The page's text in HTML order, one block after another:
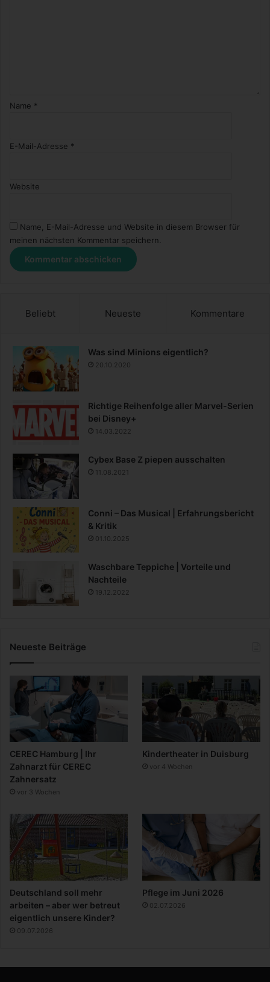
Name *
E-Mail-Adresse *
Website
Name, E-Mail-Adresse und Website in diesem Browser für
meinen nächsten Kommentar speichern.
Beliebt Neueste Kommentare
Was sind Minions eigentlich?
20.10.2020
Richtige Reihenfolge aller Marvel-Serien
bei Disney+
14.03.2022
Cybex Base Z piepen ausschalten
11.08.2021
Conni – Das Musical | Erfahrungsbericht
& Kritik
01.10.2025
Waschbare Teppiche | Vorteile und
Nachteile
19.12.2022
Neueste Beiträge
CEREC Hamburg | Ihr
Zahnarzt für CEREC
Zahnersatz
vor 3 Wochen
Kindertheater in Duisburg
vor 4 Wochen
Deutschland soll mehr
arbeiten – aber wer betreut
eigentlich unsere Kinder?
09.07.2026
Pflege im Juni 2026
02.07.2026